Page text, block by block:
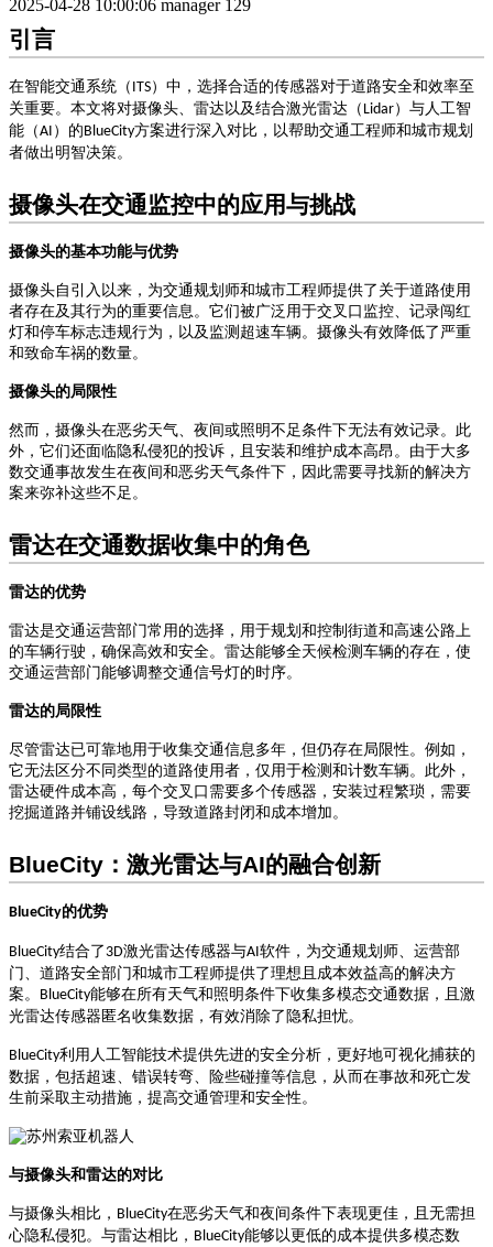
2025-04-28 10:00:06 manager 129
引言
在智能交通系统（ ITS）中，选择合适的传感器对于道路安全和效率至
关重要。本文将对摄像头、雷达以及结合激光雷达（ Lidar）与人工智
能（AI ）的 BlueCity方案进行深入对比，以帮助交通工程师和城市规划
者做出明智决策。
摄像头在交通监控中的应用与挑战
摄像头的基本功能与优势
摄像头自引入以来，为交通规划师和城市工程师提供了关于道路使用
者存在及其行为的重要信息。它们被广泛用于交叉口监控、记录闯红
灯和停车标志违规行为，以及监测超速车辆。摄像头有效降低了严重
和致命车祸的数量。
摄像头的局限性
然而，摄像头在恶劣天气、夜间或照明不足条件下无法有效记录。此
外，它们还面临隐私侵犯的投诉，且安装和维护成本高昂。由于大多
数交通事故发生在夜间和恶劣天气条件下，因此需要寻找新的解决方
案来弥补这些不足。
雷达在交通数据收集中的角色
雷达的优势
雷达是交通运营部门常用的选择，用于规划和控制街道和高速公路上
的车辆行驶，确保高效和安全。雷达能够全天候检测车辆的存在，使
交通运营部门能够调整交通信号灯的时序。
雷达的局限性
尽管雷达已可靠地用于收集交通信息多年，但仍存在局限性。例如，
它无法区分不同类型的道路使用者，仅用于检测和计数车辆。此外，
雷达硬件成本高，每个交叉口需要多个传感器，安装过程繁琐，需要
挖掘道路并铺设线路，导致道路封闭和成本增加。
BlueCity ：激光雷达与AI的融合创新
BlueCity的优势
BlueCity结合了 3D激光雷达传感器与AI 软件，为交通规划师、运营部
门、道路安全部门和城市工程师提供了理想且成本效益高的解决方
案。
BlueCity能够在所有天气和照明条件下收集多模态交通数据，且激
光雷达传感器匿名收集数据，有效消除了隐私担忧。
BlueCity利用人工智能技术提供先进的安全分析，更好地可视化捕获的
数据，包括超速、错误转弯、险些碰撞等信息，从而在事故和死亡发
生前采取主动措施，提高交通管理和安全性。
与摄像头和雷达的对比
与摄像头相比， BlueCity在恶劣天气和夜间条件下表现更佳，且无需担
心隐私侵犯。与雷达相比， BlueCity能够以更低的成本提供多模态数